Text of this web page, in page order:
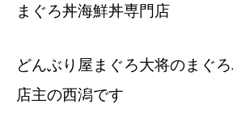
まぐろ丼海鮮丼専門店
どんぶり屋まぐろ大将のまぐ
店主の西潟です